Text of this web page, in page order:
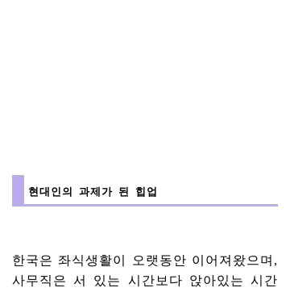
현대인의 과제가 된 힙업
한국은 좌식생활이 오랫동안 이어져왔으며,
사무직은 서 있는 시간보다 앉아있는 시간